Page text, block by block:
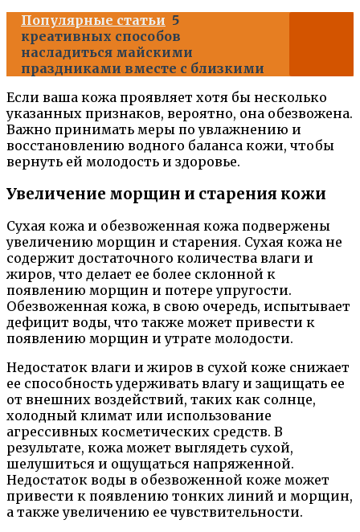
Популярные статьи 5
креативных способов
насладиться майскими
праздниками вместе с близкими
Если ваша кожа проявляет хотя бы несколько
указанных признаков, вероятно, она обезвожена.
Важно принимать меры по увлажнению и
восстановлению водного баланса кожи, чтобы
вернуть ей молодость и здоровье.
Увеличение морщин и старения кожи
Сухая кожа и обезвоженная кожа подвержены
увеличению морщин и старения. Сухая кожа не
содержит достаточного количества влаги и
жиров, что делает ее более склонной к
появлению морщин и потере упругости.
Обезвоженная кожа, в свою очередь, испытывает
дефицит воды, что также может привести к
появлению морщин и утрате молодости.
Недостаток влаги и жиров в сухой коже снижает
ее способность удерживать влагу и защищать ее
от внешних воздействий, таких как солнце,
холодный климат или использование
агрессивных косметических средств. В
результате, кожа может выглядеть сухой,
шелушиться и ощущаться напряженной.
Недостаток воды в обезвоженной коже может
привести к появлению тонких линий и морщин,
а также увеличению ее чувствительности.